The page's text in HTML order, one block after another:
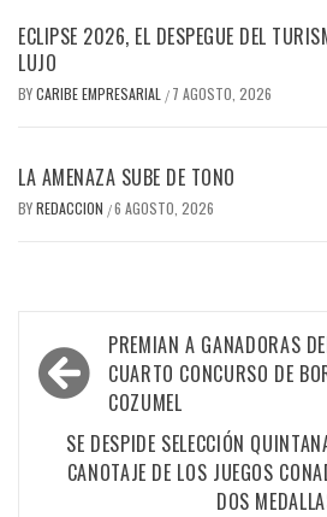
ECLIPSE 2026, EL DESPEGUE DEL
LUJO
BYCARIBE EMPRESARIAL / 7 AGOSTO, 2026
LA AMENAZA SUBE DE TONO
BYREDACCION /6 AGOSTO, 2026
Navegación
de
entradas
PREMIAN A GANADORAS
CUARTO CONCURSO DE
COZUMEL
SE DESPIDE SELECCIÓN
CANOTAJE DE LOS JUEGOS
DOS